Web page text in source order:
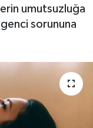
umutsuzluğa
sorununa